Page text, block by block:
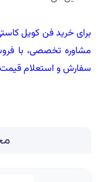
مشاوره تخصصی، با
سفارش و استعلام قیمت، با شماره